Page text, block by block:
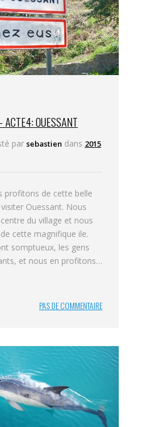
ACTE4: OUESSANT
par sebastien dans 2015
profitons de cette belle
Ouessant. Nous
du village et nous
cette magnifique ile.
somptueux, les gens
et nous en profitons…
PAS DE COMMENTAIRE